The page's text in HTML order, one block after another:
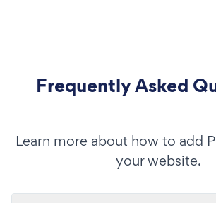
Frequently Asked
Learn more about how to add
your website.